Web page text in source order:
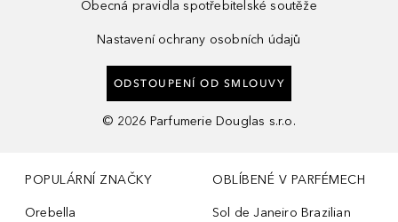
Obecná pravidla spotřebitelské soutěže
Nastavení ochrany osobních údajů
ODSTOUPENÍ OD SMLOUVY
© 2026 Parfumerie Douglas s.r.o.
POPULÁRNÍ ZNAČKY
Orebella
OBLÍBENÉ V PARFÉMECH
Sol de Janeiro Brazilian